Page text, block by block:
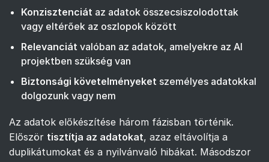
Konzisztenciát az adatok összecsiszolodottak
vagy eltérőek az oszlopok között
Relevanciát valóban az adatok, amelyekre az AI
projektben szükség van
Biztonsági követelményeket személyes adatokkal
dolgozunk vagy nem
Az adatok előkészítése három fázisban történik.
Először tisztítja az adatokat, azaz eltávolítja a
duplikátumokat és a nyilvánvaló hibákat. Másodszor